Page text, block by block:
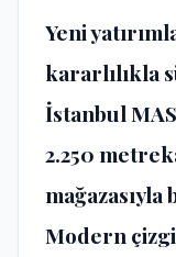
Yeni
kararlılıkla
İstanbul
2.250
Modern